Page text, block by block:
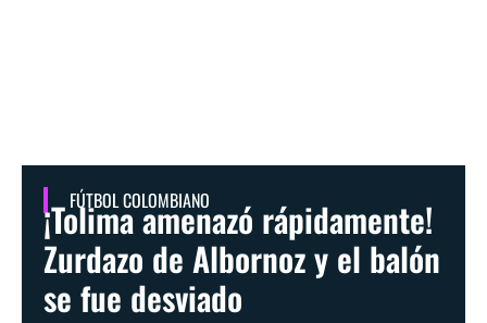
FÚTBOL COLOMBIANO
¡Tolima amenazó rápidamente!
Zurdazo de Albornoz y el balón
se fue desviado